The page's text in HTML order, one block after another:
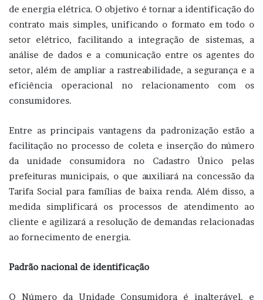
de energia elétrica. O objetivo é tornar a identificação do
contrato mais simples, unificando o formato em todo o
setor elétrico, facilitando a integração de sistemas, a
análise de dados e a comunicação entre os agentes do
setor, além de ampliar a rastreabilidade, a segurança e a
eficiência operacional no relacionamento com os
consumidores.
Entre as principais vantagens da padronização estão a
facilitação no processo de coleta e inserção do número
da unidade consumidora no Cadastro Único pelas
prefeituras municipais, o que auxiliará na concessão da
Tarifa Social para famílias de baixa renda. Além disso, a
medida simplificará os processos de atendimento ao
cliente e agilizará a resolução de demandas relacionadas
ao fornecimento de energia.
Padrão nacional de identificação
O Número da Unidade Consumidora é inalterável, e